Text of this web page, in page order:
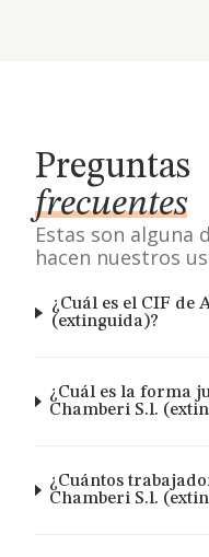
Preguntas
frecuentes
Estas son alguna
hacen nuestros
¿Cuál es el CIF de
(extinguida)?
¿Cuál es la forma
Chamberi S.l.
¿Cuántos
Chamberi S.l.